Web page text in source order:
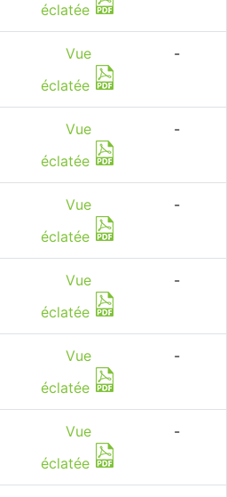
éclatée
Vue
éclatée
-
Vue
éclatée
-
Vue
éclatée
-
Vue
éclatée
-
Vue
éclatée
-
Vue
éclatée
-